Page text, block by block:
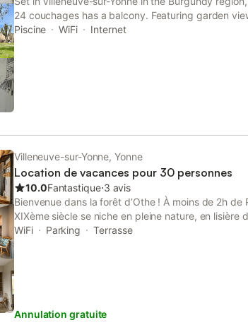
24 couchages has a balcony. Featuring garden
pool, this holiday home also provides guests with
Piscine WiFi Internet
Villeneuve-sur-Yonne, Yonne
Location de vacances pour 30 personnes
10.0Fantastique⋅3 avis
Bienvenue dans la forêt d’Othe ! À moins de 2h de
XIXème siècle se niche en pleine nature, en lisière
de prairies, offrant une vue dégagée sur la vallée,
supplémentaires dans 4 tiny house en bois au
WiFi Parking Terrasse
Annulation gratuite